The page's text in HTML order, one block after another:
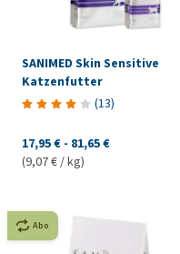
SANIMED Skin Sensitive
Katzenfutter
(13)
17,95 € - 81,65 €
(9,07 € / kg)
Abo